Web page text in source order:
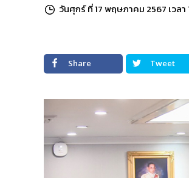
วันศุกร์ ที่ 17 พฤษภาคม 2567 เวลา
Share Tweet